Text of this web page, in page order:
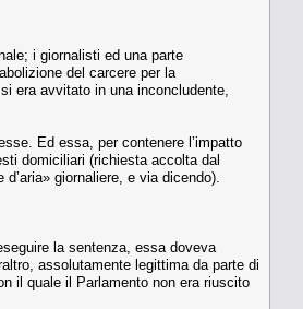
i giornalisti ed una parte
del carcere per la
era avvitato in una inconcludente,
Ed essa, per contenere l’impatto
domiciliari (richiesta accolta dal
giornaliere, e via dicendo).
la sentenza, essa doveva
assolutamente legittima da parte di
il quale il Parlamento non era riuscito